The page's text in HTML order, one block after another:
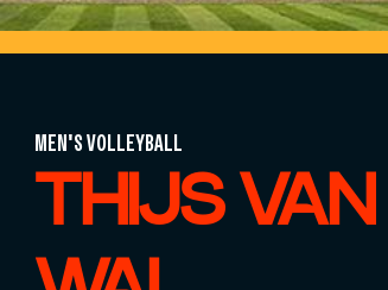
MEN'S VOLLEYBALL
THIJS VAN